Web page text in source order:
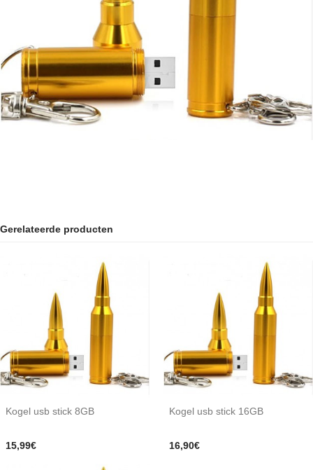
Gerelateerde producten
Kogel usb stick 8GB
15,99€
Kogel usb stick 16GB
16,90€